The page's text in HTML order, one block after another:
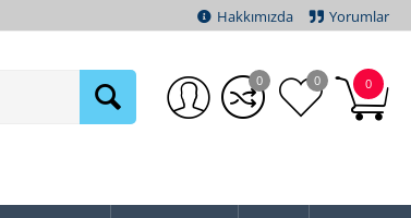
Hakkımızda Yorumlar
0
0 0